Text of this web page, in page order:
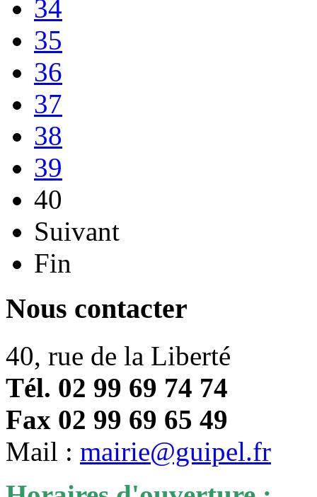
34
35
36
37
38
39
40
Suivant
Fin
Nous contacter
40, rue de la Liberté
Tél. 02 99 69 74 74
Fax 02 99 69 65 49
Mail : mairie@guipel.fr